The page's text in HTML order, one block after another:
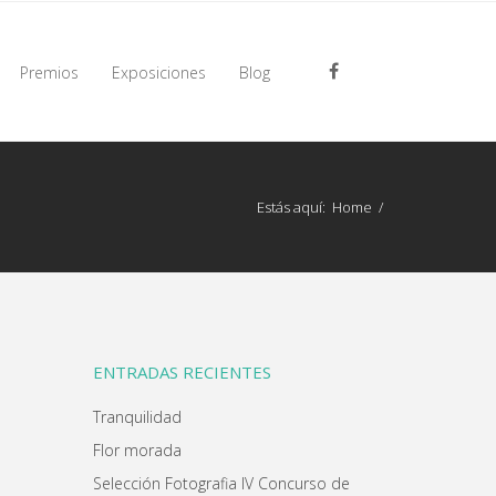
Premios Exposiciones Blog
Estás aquí: Home /
ENTRADAS RECIENTES
Tranquilidad
Flor morada
Selección Fotografia IV Concurso de